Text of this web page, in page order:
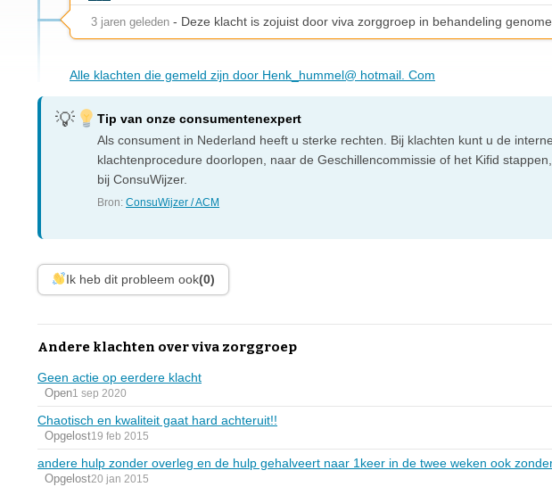
3 jaren geleden - Deze klacht is zojuist door viva zorggroep in behandeling
Alle klachten die gemeld zijn door Henk_hummel@ hotmail. Com
Tip van onze consumentenexpert
Als consument in Nederland heeft u sterke rechten. Bij klachten kunt u de interne
klachtenprocedure doorlopen, naar de Geschillencommissie of het Kifid
bij ConsuWijzer.
Bron:ConsuWijzer / ACM
Ik heb dit probleem ook(0)
Andere klachten over viva zorggroep
Geen actie op eerdere klacht
Open1 sep 2020
Chaotisch en kwaliteit gaat hard achteruit!!
Opgelost19 feb 2015
andere hulp zonder overleg en de hulp gehalveert naar 1keer in de twee weken ook
Opgelost20 jan 2015